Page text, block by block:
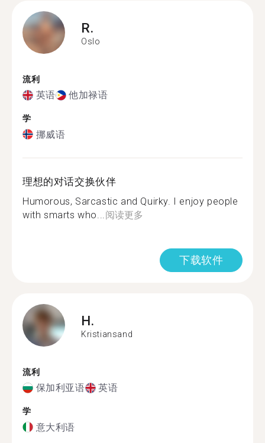
R.
Oslo
流利
英语 他加禄语
学
挪威语
理想的对话交换伙伴
Humorous, Sarcastic and Quirky. I enjoy people
with smarts who... 阅读更多
下载软件
H.
Kristiansand
流利
保加利亚语 英语
学
意大利语